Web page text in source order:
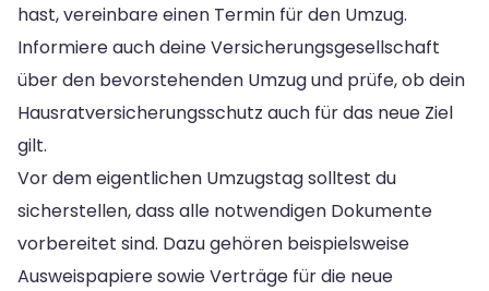
hast, vereinbare einen Termin für den Umzug.
Informiere auch deine Versicherungsgesellschaft
über den bevorstehenden Umzug und prüfe, ob dein
Hausratversicherungsschutz auch für das neue Ziel
gilt.
Vor dem eigentlichen Umzugstag solltest du
sicherstellen, dass alle notwendigen Dokumente
vorbereitet sind. Dazu gehören beispielsweise
Ausweispapiere sowie Verträge für die neue